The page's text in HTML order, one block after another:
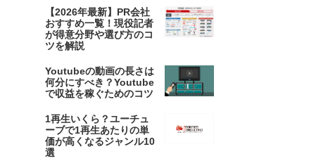
【2026年最新】PR会社
おすすめ一覧！現役記者
が得意分野や選び方のコ
ツを解説
Youtubeの動画の長さは
何分にすべき？Youtube
で収益を稼ぐためのコツ
1再生いくら？ユーチュ
ーブで1再生あたりの単
価が高くなるジャンル10
選